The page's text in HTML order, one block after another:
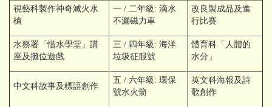
視藝科製作神奇滅火水
槍
一 / 二年級: 滴水
不漏磁力車
改良製成品及進
行比賽
水務署「惜水學堂」講
座及攤位遊戲
三 / 四年級: 海洋
垃圾征服號
體育科「人體的
水分」
中文科故事及標語創作
五 / 六年級: 環保
號水火箭
英文科海報及詩
歌創作